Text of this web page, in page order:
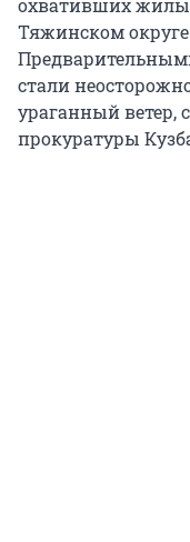
Тяжинском
стали
ураганный ветер,
прокуратуры